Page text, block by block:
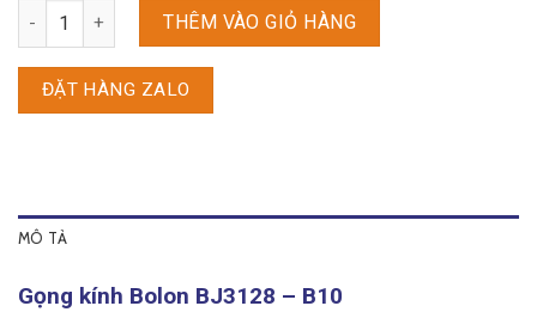
Gọng kính Bolon BJ3128 - B10 số lượng
THÊM VÀO GIỎ HÀNG
ĐẶT HÀNG ZALO
MÔ TẢ
Gọng kính Bolon BJ3128 – B10